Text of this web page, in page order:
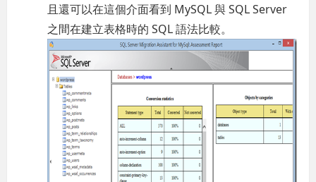
且還可以在這個介面看到 MySQL 與 SQL Server
之間在建立表格時的 SQL 語法比較。